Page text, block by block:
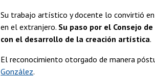
Su trabajo artístico y docente lo convirtió
en el extranjero. Su paso por el Consejo
con el desarrollo de la creación artística.
El reconocimiento otorgado de manera
González.